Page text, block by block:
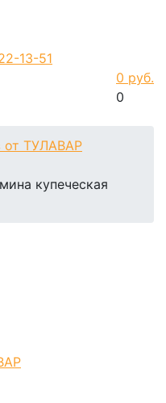
13-51
0 руб.
0
от ТУЛАВАР
купеческая